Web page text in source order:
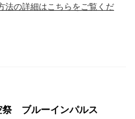
法の詳細はこちらをご覧くだ
祭 ブルーインパルス